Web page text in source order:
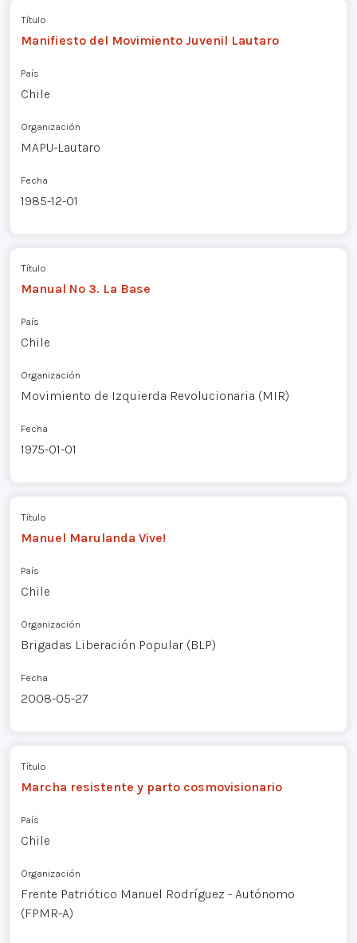
Título
Manifiesto del Movimiento Juvenil Lautaro
País
Chile
Organización
MAPU-Lautaro
Fecha
1985-12-01
Título
Manual Nº 3. La Base
País
Chile
Organización
Movimiento de Izquierda Revolucionaria (MIR)
Fecha
1975-01-01
Título
Manuel Marulanda Vive!
País
Chile
Organización
Brigadas Liberación Popular (BLP)
Fecha
2008-05-27
Título
Marcha resistente y parto cosmovisionario
País
Chile
Organización
Frente Patriótico Manuel Rodríguez - Autónomo
(FPMR-A)